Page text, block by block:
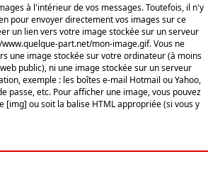
à l'intérieur de vos messages. Toutefois, il n'y
pour envoyer directement vos images sur ce
un lien vers votre image stockée sur un serveur
part.net/mon-image.gif. Vous ne
une image stockée sur votre ordinateur (à moins
public), ni une image stockée sur un serveur
exemple : les boîtes e-mail Hotmail ou Yahoo,
passe, etc. Pour afficher une image, vous pouvez
[img] ou soit la balise HTML appropriée (si vous y